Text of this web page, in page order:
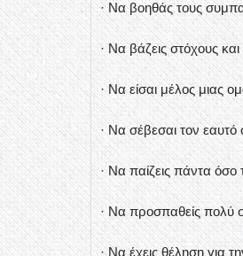
· Να βοηθάς τους
· Να βάζεις στόχους
· Να είσαι μέλος μιας
· Να σέβεσαι τον
· Να παίζεις πάντα όσο
· Να προσπαθείς πολύ
· Να έχεις θέληση για